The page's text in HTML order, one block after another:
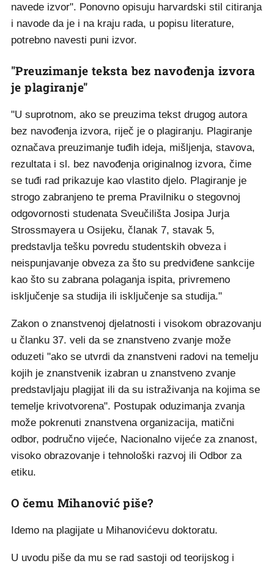
navede izvor". Ponovno opisuju harvardski stil citiranja
i navode da je i na kraju rada, u popisu literature,
potrebno navesti puni izvor.
"Preuzimanje teksta bez navođenja izvora
je plagiranje"
"U suprotnom, ako se preuzima tekst drugog autora
bez navođenja izvora, riječ je o plagiranju. Plagiranje
označava preuzimanje tuđih ideja, mišljenja, stavova,
rezultata i sl. bez navođenja originalnog izvora, čime
se tuđi rad prikazuje kao vlastito djelo. Plagiranje je
strogo zabranjeno te prema Pravilniku o stegovnoj
odgovornosti studenata Sveučilišta Josipa Jurja
Strossmayera u Osijeku, članak 7, stavak 5,
predstavlja tešku povredu studentskih obveza i
neispunjavanje obveza za što su predviđene sankcije
kao što su zabrana polaganja ispita, privremeno
isključenje sa studija ili isključenje sa studija."
Zakon o znanstvenoj djelatnosti i visokom obrazovanju
u članku 37. veli da se znanstveno zvanje može
oduzeti "ako se utvrdi da znanstveni radovi na temelju
kojih je znanstvenik izabran u znanstveno zvanje
predstavljaju plagijat ili da su istraživanja na kojima se
temelje krivotvorena". Postupak oduzimanja zvanja
može pokrenuti znanstvena organizacija, matični
odbor, područno vijeće, Nacionalno vijeće za znanost,
visoko obrazovanje i tehnološki razvoj ili Odbor za
etiku.
O čemu Mihanović piše?
Idemo na plagijate u Mihanovićevu doktoratu.
U uvodu piše da mu se rad sastoji od teorijskog i